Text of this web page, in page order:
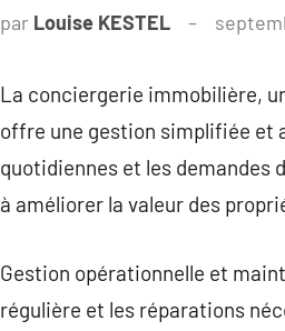
par Louise KESTEL
La conciergerie immobilière,
offre une gestion simplifiée et
quotidiennes et les demandes
à améliorer la valeur des
Gestion opérationnelle et
régulière et les réparations